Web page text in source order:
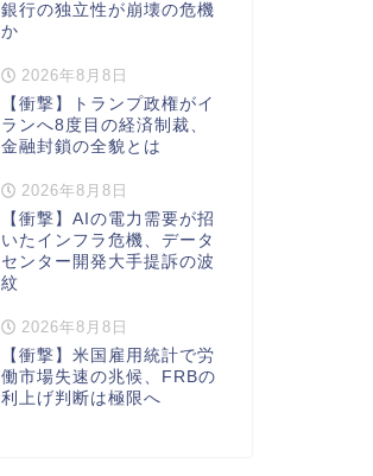
銀行の独立性が崩壊の危機
か
2026年8月8日
【衝撃】トランプ政権がイ
ランへ8度目の経済制裁、
金融封鎖の全貌とは
2026年8月8日
【衝撃】AIの電力需要が招
いたインフラ危機、データ
センター開発大手提訴の波
紋
2026年8月8日
【衝撃】米国雇用統計で労
働市場失速の兆候、FRBの
利上げ判断は極限へ